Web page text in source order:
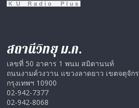
สถานีวิทยุ ม.ก.
เลขที่ 50 อาคาร 1 พนม สมิตานนท์
ถนนงามค์วงวาน แขวงลาดยาว เขตจตุจักร
กรุงเทพฯ 10900
02-942-7377
02-942-8068